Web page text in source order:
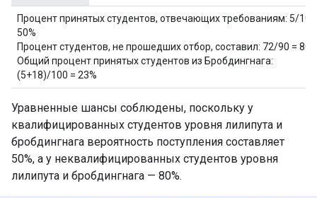
Процент принятых студентов, отвечающих требованиям: 5/10
50%
Процент студентов, не прошедших отбор, составил: 72/90 =
Общий процент принятых студентов из Бробдингнага:
(5+18)/100 = 23%
Уравненные шансы соблюдены, поскольку у
квалифицированных студентов уровня лилипута и
бробдингнага вероятность поступления составляет
50%, а у неквалифицированных студентов уровня
лилипута и бробдингнага — 80%.